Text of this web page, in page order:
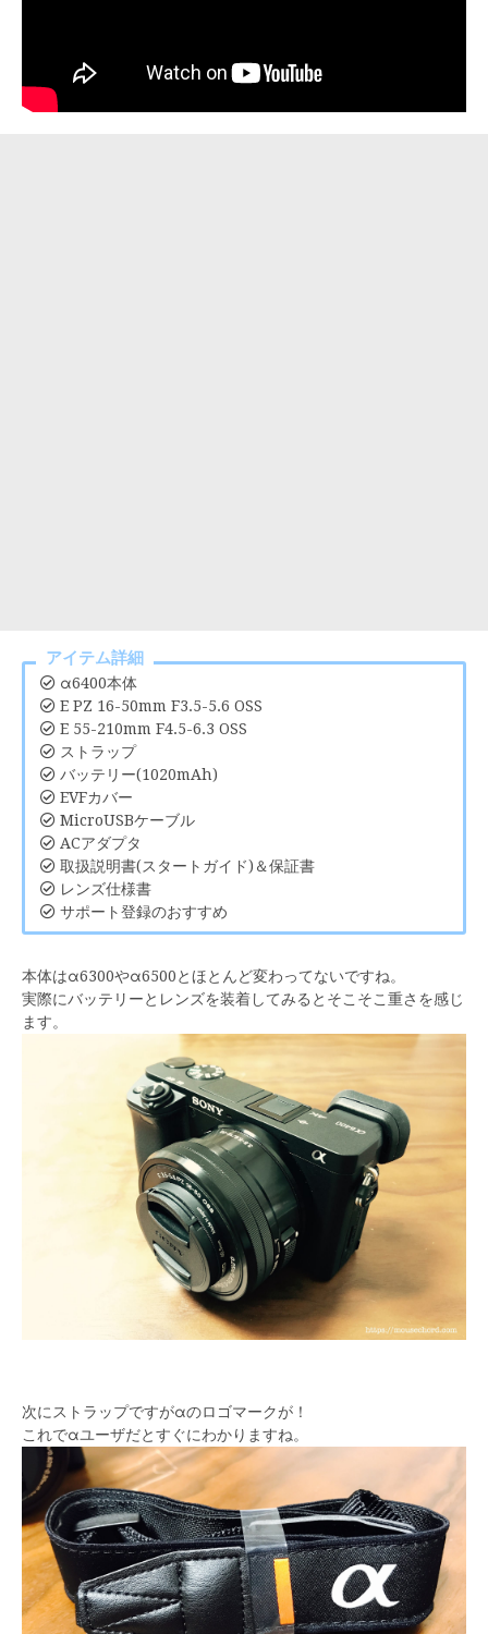
アイテム詳細
α6400本体
E PZ 16-50mm F3.5-5.6 OSS
E 55-210mm F4.5-6.3 OSS
ストラップ
バッテリー(1020mAh)
EVFカバー
MicroUSBケーブル
ACアダプタ
取扱説明書(スタートガイド)＆保証書
レンズ仕様書
サポート登録のおすすめ
本体はα6300やα6500とほとんど変わってないですね。
実際にバッテリーとレンズを装着してみるとそこそこ重さを感じ
ます。
次にストラップですがαのロゴマークが！
これでαユーザだとすぐにわかりますね。